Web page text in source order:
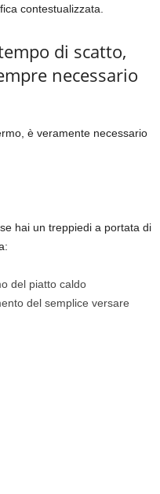
contestualizzata.
di scatto,
necessario
è veramente necessario
hai un treppiedi a portata di
del piatto caldo
del semplice versare